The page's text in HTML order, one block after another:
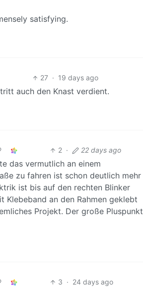
satisfying.
27 · 19 days ago
auch den Knast verdient.
2 · 22 days ago
das vermutlich an einem
zu fahren ist schon deutlich mehr
ist bis auf den rechten Blinker
Klebeband an den Rahmen geklebt
Projekt. Der große Pluspunkt
3 · 24 days ago